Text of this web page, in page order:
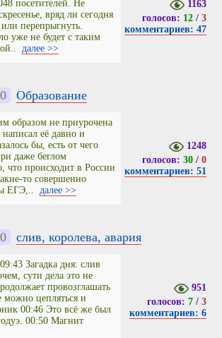
посетителей. Не
вряд ли сегодня
перепрыгнуть.
уже не будет с таким
далее >>
1163
голосов: 12/ 3
комментариев: 47
Образование
образом не приурочена
её давно и
бы, есть от чего
даже беглом
что происходит в России
то совершенно
ЕГЭ,.. далее >>
1248
голосов: 30/ 0
комментариев: 51
слив, королева, авария
Загадка дня: слив
сути дела это не
провозглашать
можно цепляться и
00:46 Это всё же был
00:50 Магнит
951
голосов: 7/ 3
комментариев: 6